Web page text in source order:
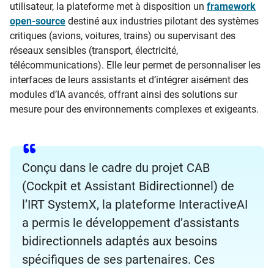
utilisateur, la plateforme met à disposition un framework
open-source destiné aux industries pilotant des systèmes
critiques (avions, voitures, trains) ou supervisant des
réseaux sensibles (transport, électricité,
télécommunications). Elle leur permet de personnaliser les
interfaces de leurs assistants et d’intégrer aisément des
modules d’IA avancés, offrant ainsi des solutions sur
mesure pour des environnements complexes et exigeants.
Conçu dans le cadre du projet CAB
(Cockpit et Assistant Bidirectionnel) de
l’IRT SystemX, la plateforme InteractiveAI
a permis le développement d’assistants
bidirectionnels adaptés aux besoins
spécifiques de ses partenaires. Ces